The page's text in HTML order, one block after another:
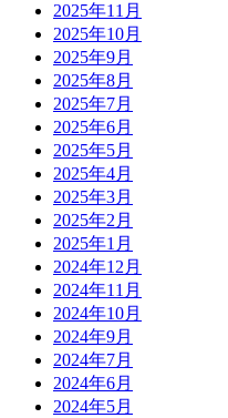
2025年11月
2025年10月
2025年9月
2025年8月
2025年7月
2025年6月
2025年5月
2025年4月
2025年3月
2025年2月
2025年1月
2024年12月
2024年11月
2024年10月
2024年9月
2024年7月
2024年6月
2024年5月